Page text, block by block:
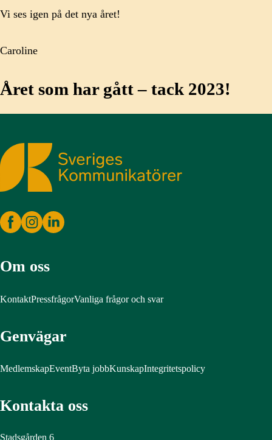
Vi ses igen på det nya året!
Caroline
Året som har gått – tack 2023!
Sveriges Kommunikatörer
Om oss
KontaktPressfrågorVanliga frågor och svar
Genvägar
MedlemskapEventByta jobbKunskapIntegritetspolicy
Kontakta oss
Stadsgården 6